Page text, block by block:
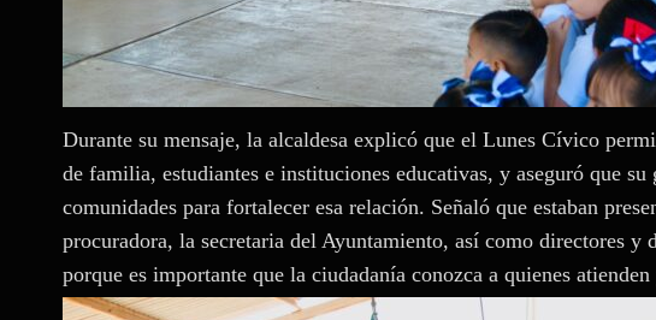
Durante su mensaje, la alcaldesa explicó que el Lunes Cívico
de familia, estudiantes e instituciones educativas, y aseguró que
comunidades para fortalecer esa relación. Señaló que estaban
procuradora, la secretaria del Ayuntamiento, así como directores y
porque es importante que la ciudadanía conozca a quienes